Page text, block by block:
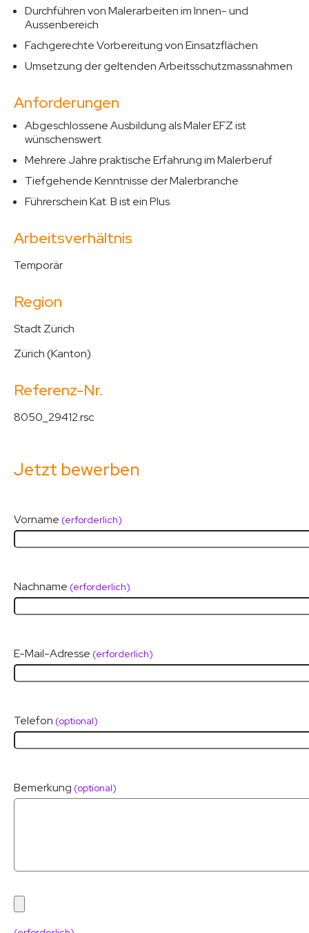
Durchführen von Malerarbeiten im Innen- und
Aussenbereich
Fachgerechte Vorbereitung von Einsatzflächen
Umsetzung der geltenden Arbeitsschutzmassnahmen
Anforderungen
Abgeschlossene Ausbildung als Maler EFZ ist
wünschenswert
Mehrere Jahre praktische Erfahrung im Malerberuf
Tiefgehende Kenntnisse der Malerbranche
Führerschein Kat. B ist ein Plus
Arbeitsverhältnis
Temporär
Region
Stadt Zürich
Zürich (Kanton)
Referenz-Nr.
8050_29412.rsc
Jetzt bewerben
Vorname (erforderlich)
Nachname (erforderlich)
E-Mail-Adresse (erforderlich)
Telefon (optional)
Bemerkung (optional)